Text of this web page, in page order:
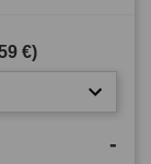
€)
-